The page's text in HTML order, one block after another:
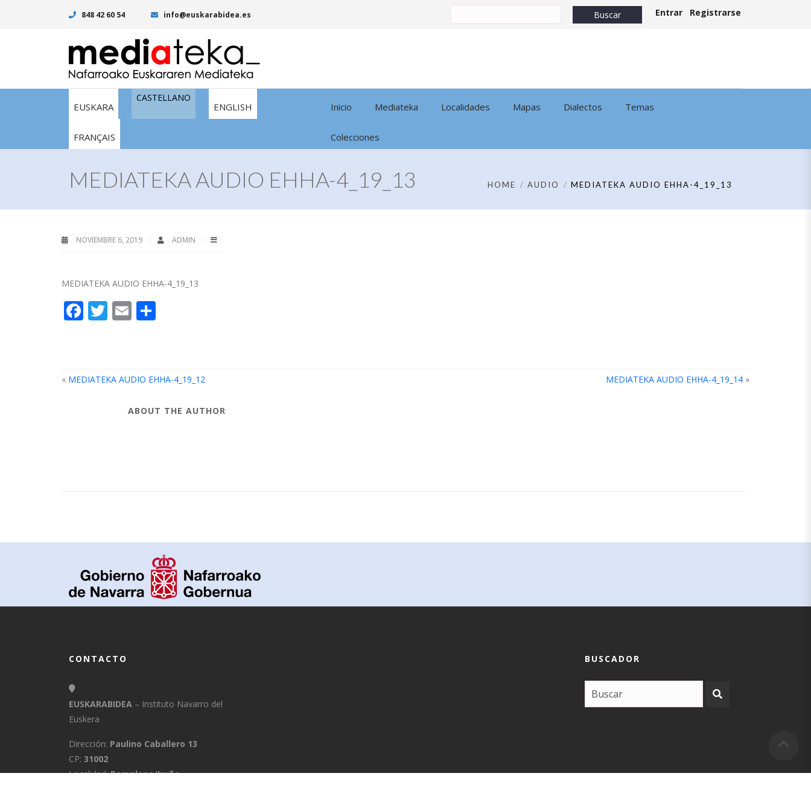
848 42 60 54 info@euskarabidea.es Entrar Registrarse
EUSKARA
CASTELLANO
ENGLISH
FRANÇAIS
Inicio Mediateka Localidades Mapas Dialectos Temas
Colecciones
MEDIATEKA AUDIO EHHA-4_19_13 HOME AUDIO MEDIATEKA AUDIO EHHA-4_19_13
NOVIEMBRE 6, 2019 ADMIN
MEDIATEKA AUDIO EHHA-4_19_13
Facebook
Twitter
Email
« MEDIATEKA AUDIO EHHA-4_19_12 MEDIATEKA AUDIO EHHA-4_19_14 »
ABOUT THE AUTHOR
CONTACTO
EUSKARABIDEA – Instituto Navarro del
Euskera
Dirección: Paulino Caballero 13
CP: 31002
Localidad:Pamplona/Iruña
BUSCADOR